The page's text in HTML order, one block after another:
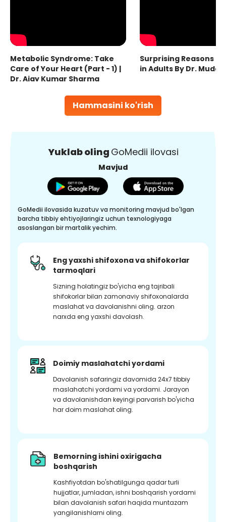
Hammasini ko'rish
Metabolic Syndrome: Take
Care of Your Heart (Part - 1) |
Dr. Ajay Kumar Sharma
Surprising Reasons
in Adults By Dr.
Yuklab oling GoMedii ilovasi
Mavjud
GoMedii ilovasida kuzatuv va monitoring mavjud bo'lgan
barcha tibbiy ehtiyojlaringiz uchun texnologiyaga
asoslangan bir martalik yechim.
Eng yaxshi shifoxona va shifokorlar
tarmoqlari
Sizning holatingiz bo'yicha eng tajribali
shifokorlar bilan zamonaviy shifoxonalarda
maslahat va davolanishni oling. arzon
narxda eng yaxshi davolash.
Doimiy maslahatchi yordami
Davolanish safaringiz davomida 24x7 tibbiy
maslahatchi yordami va yordami. Jarayon
va davolanishdan keyingi parvarish bo'yicha
har doim maslahat oling.
Bemorning ishini oxirigacha
boshqarish
Kashfiyotdan bo'shatilgunga qadar turli
hujjatlar, jumladan, ishni boshqarish yordami
bilan davolanish safari haqida muntazam
yangilanishlarni oling.